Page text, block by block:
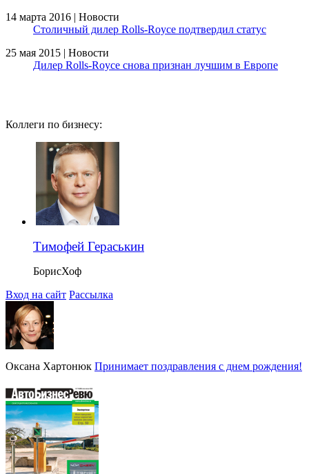
14 марта 2016 | Новости
Столичный дилер Rolls-Royce подтвердил статус
25 мая 2015 | Новости
Дилер Rolls-Royce снова признан лучшим в Европе
Коллеги по бизнесу:
Тимофей Гераськин
БорисХоф
Вход на сайт Рассылка
Оксана Хартонюк Принимает поздравления с днем рождения!